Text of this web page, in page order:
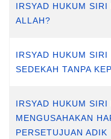
IRSYAD HUKUM
ALLAH?
IRSYAD HUKUM
SEDEKAH TANPA
IRSYAD HUKUM
MENGUSAHAKAN
PERSETUJUAN ADIK